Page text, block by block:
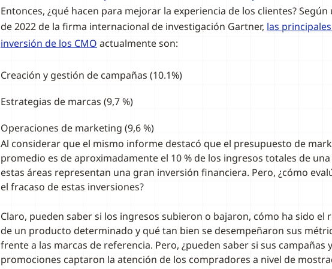
Entonces, ¿qué hacen para mejorar la experiencia de los clientes?
de 2022 de la firma internacional de investigación Gartner, las
inversión de los CMO actualmente son:
Creación y gestión de campañas (10.1%)
Estrategias de marcas (9,7 %)
Operaciones de marketing (9,6 %)
Al considerar que el mismo informe destacó que el presupuesto de
promedio es de aproximadamente el 10 % de los ingresos totales de
estas áreas representan una gran inversión financiera. Pero, ¿cómo
el fracaso de estas inversiones?
Claro, pueden saber si los ingresos subieron o bajaron, cómo ha sido el
de un producto determinado y qué tan bien se desempeñaron sus
frente a las marcas de referencia. Pero, ¿pueden saber si sus campañas y
promociones captaron la atención de los compradores a nivel de